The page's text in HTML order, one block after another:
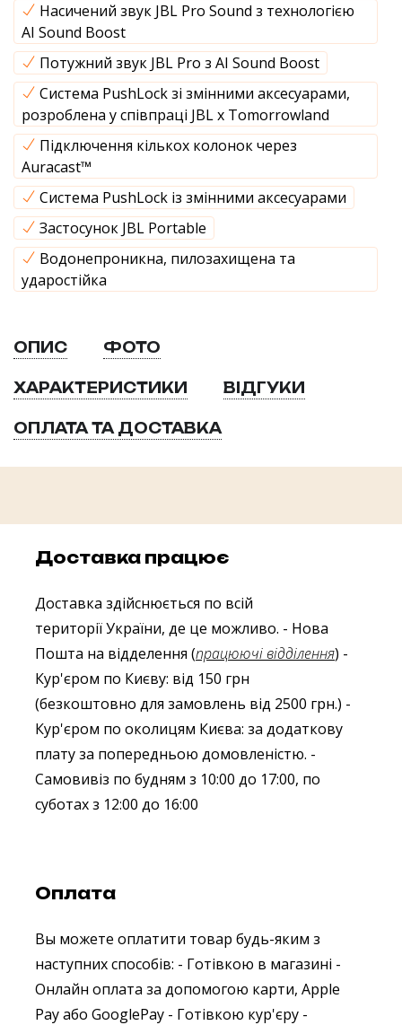
Насичений звук JBL Pro Sound з технологією
AI Sound Boost
Потужний звук JBL Pro з AI Sound Boost
Система PushLock зі змінними аксесуарами,
розроблена у співпраці JBL x Tomorrowland
Підключення кількох колонок через
Auracast™
Система PushLock із змінними аксесуарами
Застосунок JBL Portable
Водонепроникна, пилозахищена та
ударостійка
ОПИС ФОТО
ХАРАКТЕРИСТИКИ ВІДГУКИ
ОПЛАТА ТА ДОСТАВКА
Доставка працює
Доставка здійснюється по всій
території України, де це можливо. - Нова
Пошта на відделення (працюючі відділення) -
Кур'єром по Києву: від 150 грн
(безкоштовно для замовлень від 2500 грн.) -
Кур'єром по околицям Києва: за додаткову
плату за попередньою домовленістю. -
Самовивіз по будням з 10:00 до 17:00, по
суботах з 12:00 до 16:00
Оплата
Вы можете оплатити товар будь-яким з
наступних способів: - Готівкою в магазині -
Онлайн оплата за допомогою карти, Apple
Pay або GooglePay - Готівкою кур'єру -